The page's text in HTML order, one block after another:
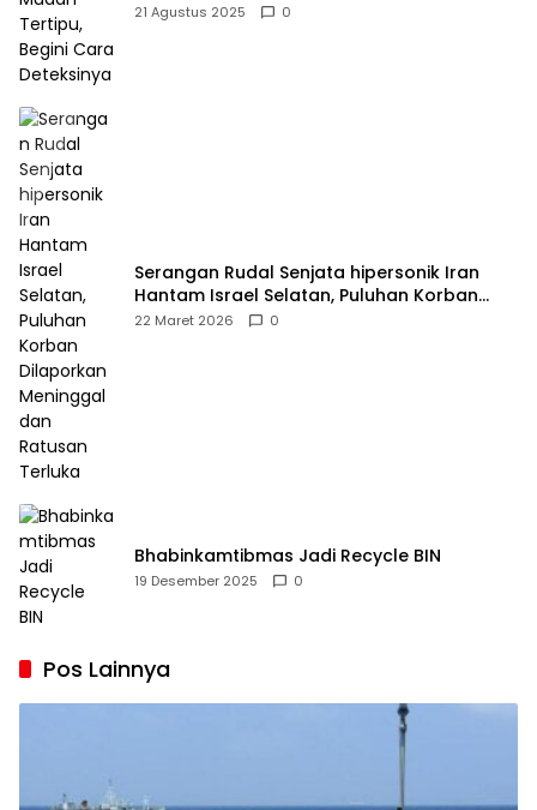
21 Agustus 2025 0
Serangan Rudal Senjata hipersonik Iran
Hantam Israel Selatan, Puluhan Korban
Dilaporkan Meninggal dan Ratusan Terluka
22 Maret 2026 0
Bhabinkamtibmas Jadi Recycle BIN
19 Desember 2025 0
Pos Lainnya